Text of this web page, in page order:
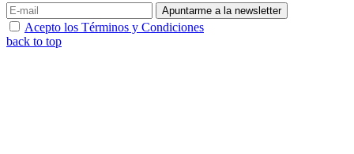
Apuntarme a la newsletter
Acepto los Términos y Condiciones
back to top